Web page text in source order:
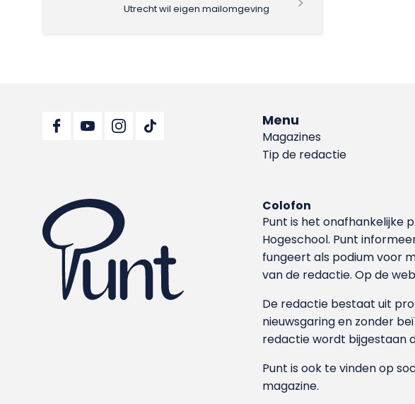
Utrecht wil eigen mailomgeving
Menu
Magazines
Tip de redactie
Colofon
Punt is het onafhankelijke
Hoge­school. Punt
fungeert als podium voor
van de redactie. Op de
De redactie bestaat uit
nieuwsgaring en zonder
redactie wordt bijgestaan
Punt is ook te vinden op
magazine.